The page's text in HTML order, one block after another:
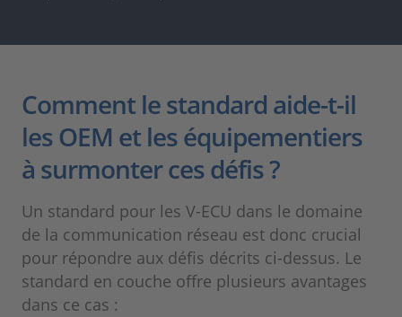
Comment le standard aide-t-il
les OEM et les équipementiers
à surmonter ces défis ?
Un standard pour les V-ECU dans le domaine
de la communication réseau est donc crucial
pour répondre aux défis décrits ci-dessus. Le
standard en couche offre plusieurs avantages
dans ce cas :